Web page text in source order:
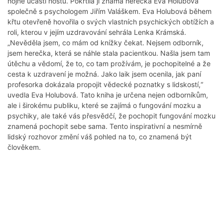
společně s psychologem Jiřím Valáškem. Eva Holubová během
křtu otevřeně hovořila o svých vlastních psychických obtížích a
roli, kterou v jejím uzdravování sehrála Lenka Krámská.
„Nevěděla jsem, co mám od knížky čekat. Nejsem odborník,
jsem herečka, která se náhle stala pacientkou. Našla jsem tam
útěchu a vědomí, že to, co tam prožívám, je pochopitelné a že
cesta k uzdravení je možná. Jako laik jsem ocenila, jak paní
profesorka dokázala propojit vědecké poznatky s lidskostí,“
uvedla Eva Holubová. Tato kniha je určena nejen odborníkům,
ale i širokému publiku, které se zajímá o fungování mozku a
psychiky, ale také vás přesvědčí, že pochopit fungování mozku
znamená pochopit sebe sama. Tento inspirativní a nesmírně
lidský rozhovor změní váš pohled na to, co znamená být
člověkem.